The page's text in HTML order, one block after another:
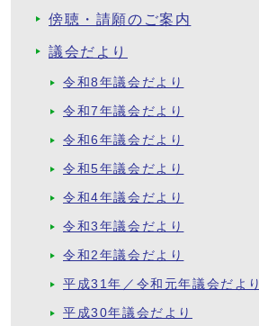
傍聴・請願のご案内
議会だより
令和8年議会だより
令和7年議会だより
令和6年議会だより
令和5年議会だより
令和4年議会だより
令和3年議会だより
令和2年議会だより
平成31年／令和元年議会だより
平成30年議会だより